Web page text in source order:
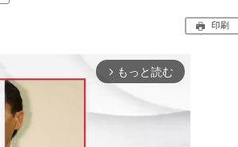
印刷
arrow_forward_ios もっと読む